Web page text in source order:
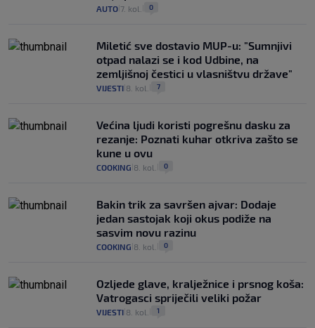
AUTO 7. kol. 0
Miletić sve dostavio MUP-u: "Sumnjivi
otpad nalazi se i kod Udbine, na
zemljišnoj čestici u vlasništvu države"
VIJESTI 8. kol. 7
Većina ljudi koristi pogrešnu dasku za
rezanje: Poznati kuhar otkriva zašto se
kune u ovu
COOKING 8. kol. 0
Bakin trik za savršen ajvar: Dodaje
jedan sastojak koji okus podiže na
sasvim novu razinu
COOKING 8. kol. 0
Ozljede glave, kralježnice i prsnog koša:
Vatrogasci spriječili veliki požar
VIJESTI 8. kol. 1